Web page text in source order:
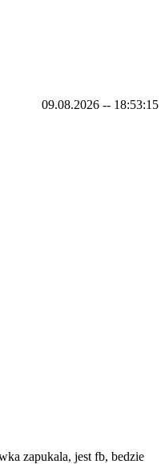
09.08.2026 -- 18:53:15
zapukala, jest fb, bedzie